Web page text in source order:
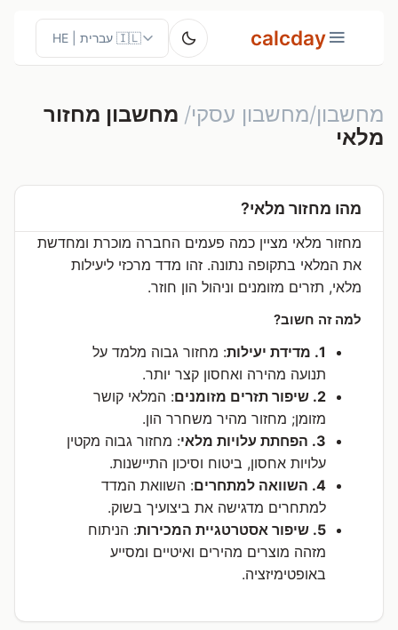
calcday
מחשבון/מחשבון עסקי/ מחשבון מחזור
מלאי
מהו מחזור מלאי?
מחזור מלאי מציין כמה פעמים החברה מוכרת ומחדשת
את המלאי בתקופה נתונה. זהו מדד מרכזי ליעילות
מלאי, תזרים מזומנים וניהול הון חוזר.
למה זה חשוב?
1. מדידת יעילות
: מחזור גבוה מלמד על
תנועה מהירה ואחסון קצר יותר.
2. שיפור תזרים מזומנים
: המלאי קושר
מזומן; מחזור מהיר משחרר הון.
3. הפחתת עלויות מלאי
: מחזור גבוה מקטין
עלויות אחסון, ביטוח וסיכון התיישנות.
4. השוואה למתחרים
: השוואת המדד
למתחרים מדגישה את ביצועיך בשוק.
5. שיפור אסטרטגיית המכירות
: הניתוח
מזהה מוצרים מהירים ואיטיים ומסייע
באופטימיזציה.